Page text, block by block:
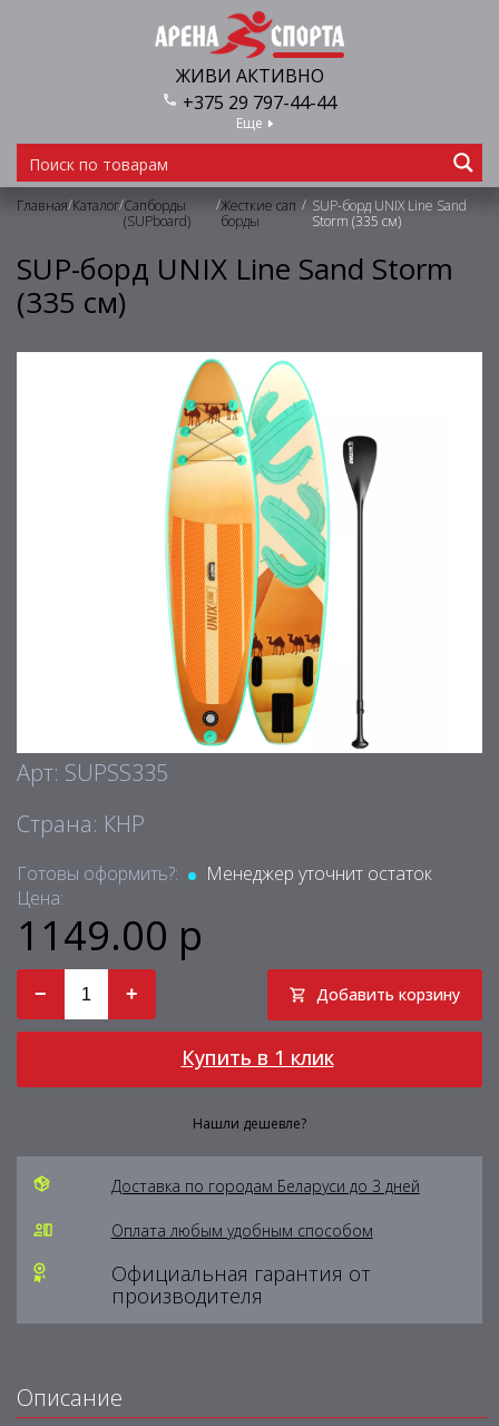
ЖИВИ АКТИВНО
+375 29 797-44-44
Еще
Главная/Каталог/Сапборды
(SUPboard)
/Жесткие сап
борды
/ SUP-борд UNIX Line Sand
Storm (335 см)
SUP-борд UNIX Line Sand Storm
(335 см)
Арт: SUPSS335
Страна: КНР
Готовы оформить?:
Менеджер уточнит остаток
Цена:
1149.00 р
− + Добавить корзину
Купить в 1 клик
Нашли дешевле?
Доставка по городам Беларуси до 3 дней
Оплата любым удобным способом
Официальная гарантия от
производителя
Описание